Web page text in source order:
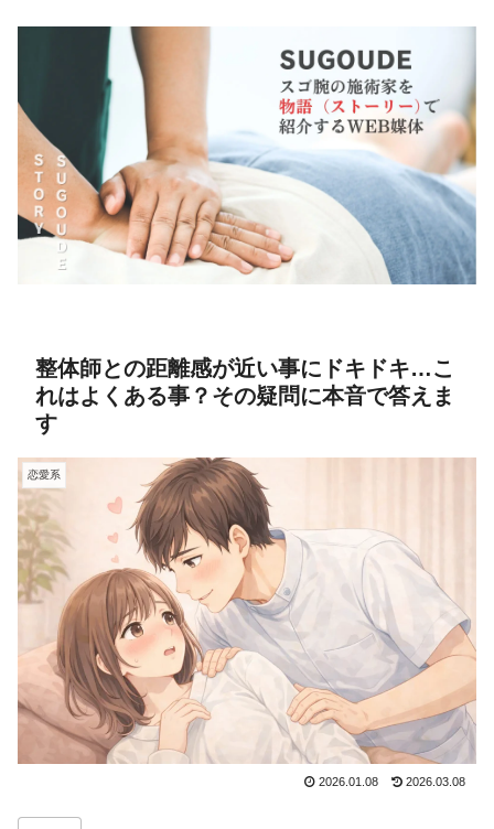
整体師との距離感が近い事にドキドキ…こ
れはよくある事？その疑問に本音で答えま
す
恋愛系
2026.01.08 2026.03.08